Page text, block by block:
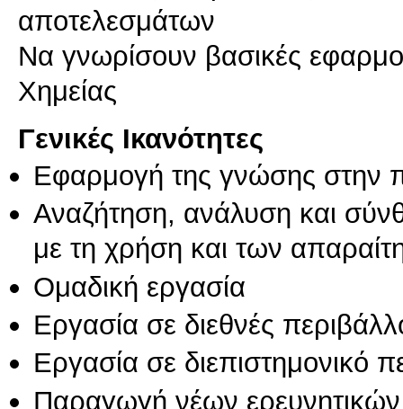
αποτελεσμάτων
Να γνωρίσουν βασικές
Γενικές Ικανότητες
Εφαρμογή της γνώσης στην
Αναζήτηση, ανάλυση και
με τη χρήση και των
Ομαδική εργασία
Εργασία σε διεθνές
Εργασία σε διεπιστημονικό
Παραγωγή νέων